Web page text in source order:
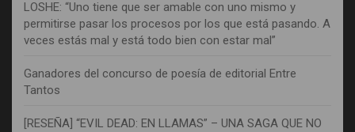
LOSHE: “Uno tiene que ser amable con uno mismo y
permitirse pasar los procesos por los que está pasando. A
veces estás mal y está todo bien con estar mal”
Ganadores del concurso de poesía de editorial Entre
Tantos
[RESEÑA] “EVIL DEAD: EN LLAMAS” – UNA SAGA QUE NO